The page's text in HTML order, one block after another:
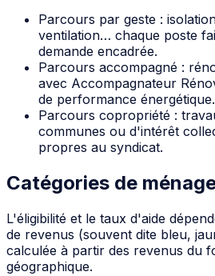
Parcours par geste :
ventilation… chaque poste
demande encadrée.
Parcours accompagné :
avec Accompagnateur
de performance énergétique.
Parcours copropriété :
communes ou d'intérêt
propres au syndicat.
Catégories de
L'éligibilité et le taux d'aide
de revenus (souvent dite bleu,
calculée à partir des revenus du
géographique.